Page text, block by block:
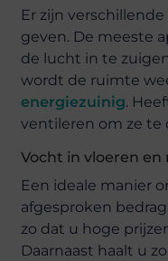
Er zijn
geven. De meeste
de lucht in te
wordt de ruimte
energiezuinig.
ventileren om ze te
Vocht in vloeren
Een ideale manier
afgesproken
zo dat u hoge
Daarnaast haalt u